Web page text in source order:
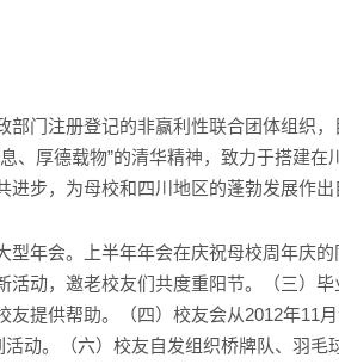
门注册登记的非赢利性联合团体组织，
、厚德载物”的清华精神，致力于搭建
步，为母校和四川地区的蓬勃发展作出
年会。上半年年会在庆祝母校周年庆
动，邀老校友们共度重阳节。（三）
友提供帮助。（四）校友会从2012年11
活动。（六）校友自发组织桥牌队、羽